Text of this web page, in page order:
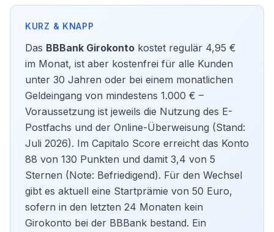
Das BBBank Girokonto kostet regulär 4,95 €
im Monat, ist aber kostenfrei für alle Kunden
unter 30 Jahren oder bei einem monatlichen
Geldeingang von mindestens 1.000 € –
Voraussetzung ist jeweils die Nutzung des E-
Postfachs und der Online-Überweisung (Stand:
Juli 2026). Im Capitalo Score erreicht das Konto
88 von 130 Punkten und damit 3,4 von 5
Sternen (Note: Befriedigend). Für den Wechsel
gibt es aktuell eine Startprämie von 50 Euro,
sofern in den letzten 24 Monaten kein
Girokonto bei der BBBank bestand. Ein